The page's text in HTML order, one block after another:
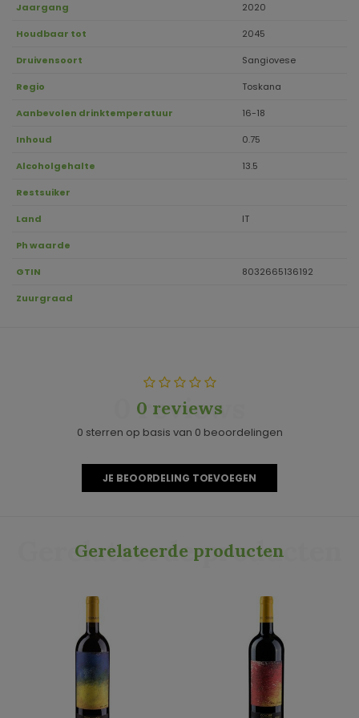
Jaargang 2020
Houdbaar tot 2045
Druivensoort Sangiovese
Regio Toskana
Aanbevolen drinktemperatuur 16-18
Inhoud 0.75
Alcoholgehalte 13.5
Restsuiker
Land IT
Ph waarde
GTIN 8032665136192
Zuurgraad
0 reviews
0 reviews
0 sterren op basis van 0 beoordelingen
JE BEOORDELING TOEVOEGEN
Gerelateerde producten
Gerelateerde producten